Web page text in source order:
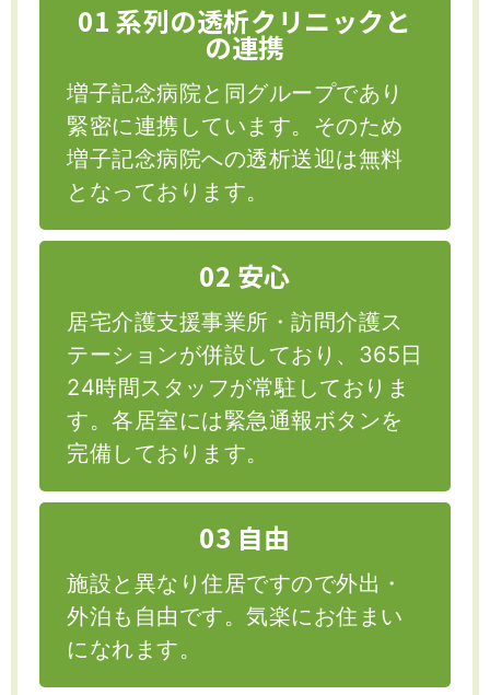
01 系列の透析クリニックと
の連携
増子記念病院と同グループであり
緊密に連携しています。そのため
増子記念病院への透析送迎は無料
となっております。
02 安心
居宅介護支援事業所・訪問介護ス
テーションが併設しており、365日
24時間スタッフが常駐しておりま
す。各居室には緊急通報ボタンを
完備しております。
03 自由
施設と異なり住居ですので外出・
外泊も自由です。気楽にお住まい
になれます。